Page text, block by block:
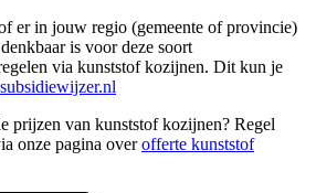
er in jouw regio (gemeente of provincie)
is voor deze soort
via kunststof kozijnen. Dit kun je
prijzen van kunststof kozijnen? Regel
onze pagina overofferte kunststof